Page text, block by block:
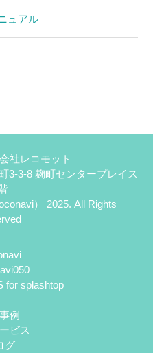
ュアル
社レコモット
3-3-8 麹町センタープレイス
） 2025. All Rights
for splashtop
例
ビス
グ